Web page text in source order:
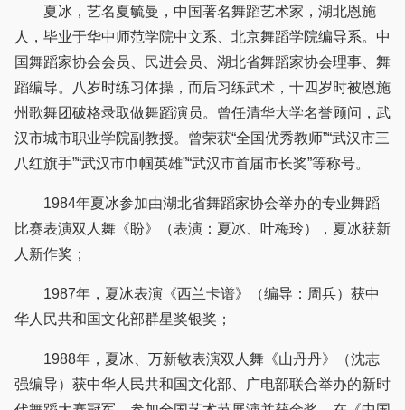
夏冰，艺名夏毓曼，中国著名舞蹈艺术家，湖北恩施
人，毕业于华中师范学院中文系、北京舞蹈学院编导系。中
国舞蹈家协会会员、民进会员、湖北省舞蹈家协会理事、舞
蹈编导。八岁时练习体操，而后习练武术，十四岁时被恩施
州歌舞团破格录取做舞蹈演员。曾任清华大学名誉顾问，武
汉市城市职业学院副教授。曾荣获“全国优秀教师”“武汉市三
八红旗手”“武汉市巾帼英雄”“武汉市首届市长奖”等称号。
1984年夏冰参加由湖北省舞蹈家协会举办的专业舞蹈
比赛表演双人舞《盼》（表演：夏冰、叶梅玲），夏冰获新
人新作奖；
1987年，夏冰表演《西兰卡谱》（编导：周兵）获中
华人民共和国文化部群星奖银奖；
1988年，夏冰、万新敏表演双人舞《山丹丹》（沈志
强编导）获中华人民共和国文化部、广电部联合举办的新时